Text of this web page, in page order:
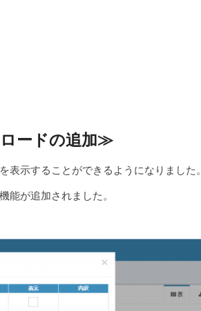
ードの追加≫
示することができるようになりました。
能が追加されました。